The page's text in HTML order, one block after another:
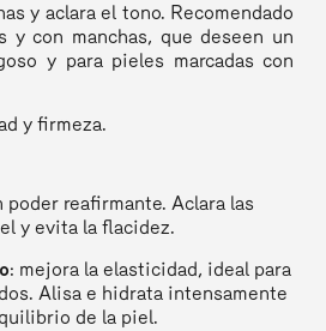
y aclara el tono. Recomendado
y con manchas, que deseen un
y para pieles marcadas con
y firmeza.
poder reafirmante. Aclara las
y evita la flacidez.
: mejora la elasticidad, ideal para
Alisa e hidrata intensamente
de la piel.